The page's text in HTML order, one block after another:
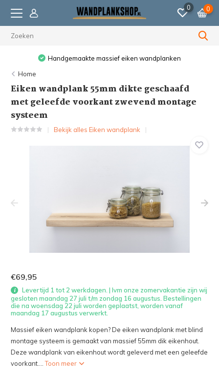
0 0
Handgemaakte massief eiken wandplanken
Home
Eiken wandplank 55mm dikte geschaafd
met geleefde voorkant zwevend montage
systeem
Bekijk alles Eiken wandplank
€69,95
Levertijd 1 tot 2 werkdagen. | Ivm onze zomervakantie zijn wij
gesloten maandag 27 juli t/m zondag 16 augustus. Bestellingen
die na woensdag 22 juli worden geplaatst, worden vanaf
maandag 17 augustus verwerkt.
Massief eiken wandplank kopen? De eiken wandplank met blind
montage systeem is gemaakt van massief 55mm dik eikenhout.
Deze wandplank van eikenhout wordt geleverd met een geleefde
voorkant....Toon meer